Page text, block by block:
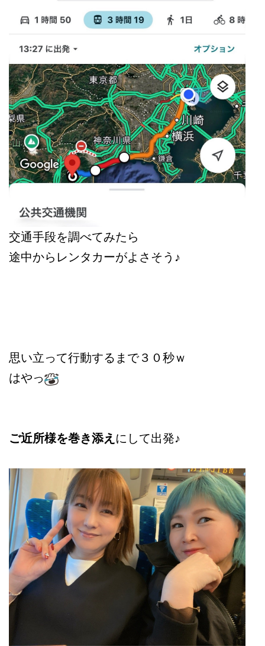
交通手段を調べてみたら
途中からレンタカーがよさそう♪
思い立って行動するまで３０秒ｗ
はやっ
ご近所様を巻き添え にして出発♪